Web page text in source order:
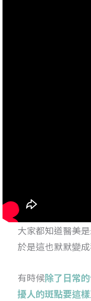
大家都知道醫美
於是這也默默變
有時候除了日常
擾人的斑點要這